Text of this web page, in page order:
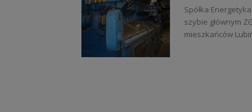
Spółka
szybie głównym
mieszkańców